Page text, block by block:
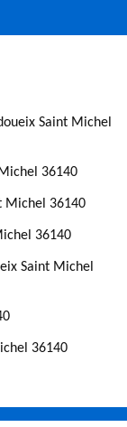
Saint Michel
36140
Michel 36140
36140
Saint Michel
36140